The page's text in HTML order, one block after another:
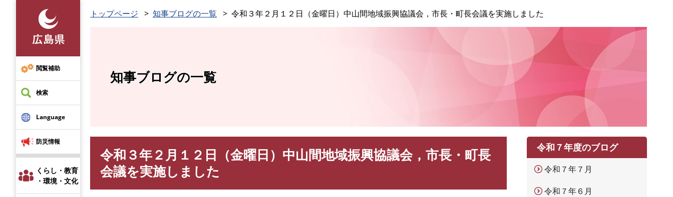
先
頭
で
す
閲覧補助
検索
Language
防災情報
くらし・教育
・環境・文化
トップページ 知事ブログの一覧 令和３年２月１２日（金曜日）中山間地域振興協議会，市長・町長会議を実施しました
知事ブログの一覧
令和３年２月１２日（金曜日）中山間地域振興協議会，市長・町長
会議を実施しました
令和７年度のブログ
令和７年７月
令和７年６月